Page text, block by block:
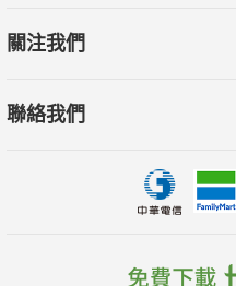
關注我們
聯絡我們